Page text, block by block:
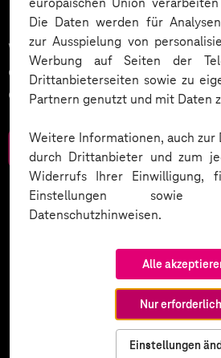
Die Daten werden für
zur Ausspielung von
Werbung auf Seiten der
Drittanbieterseiten sowie zu
Partnern genutzt und mit Daten
Weitere Informationen, auch zur
durch Drittanbieter und zum
Widerrufs Ihrer Einwilligung,
Einstellungen
Datenschutzhinweisen.
Alle
Nur
Einstellungen
Wer komplexe Prozesse
einen Plan. Wir haben Strategien
die Sie wettbewerbsstark
Zum Download